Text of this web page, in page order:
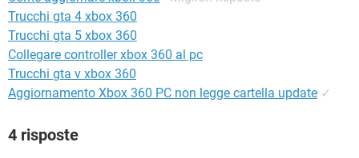
Trucchi gta 4 xbox 360
Trucchi gta 5 xbox 360
Collegare controller xbox 360 al pc
Trucchi gta v xbox 360
Aggiornamento Xbox 360 PC non legge cartella update ✓
4 risposte